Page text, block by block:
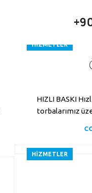
HIZMETLER
HIZLI BASKI
torbalarımız
HIZMETLER